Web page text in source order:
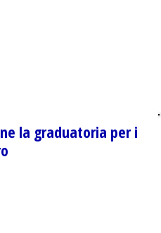
la graduatoria per i